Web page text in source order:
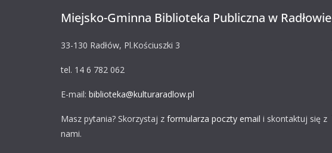
Miejsko-Gminna Biblioteka Publiczna w Radłowie
33-130 Radłów, Pl.Kościuszki 3
tel. 14 6 782 062
E-mail: biblioteka@kulturaradlow.pl
Masz pytania? Skorzystaj z formularza poczty email i skontaktuj się z
nami.